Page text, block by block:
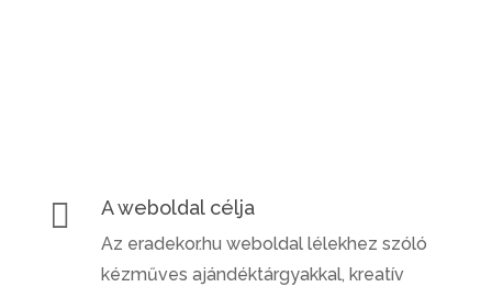
 A weboldal célja
Az eradekor.hu weboldal lélekhez szóló
kézműves ajándéktárgyakkal, kreatív